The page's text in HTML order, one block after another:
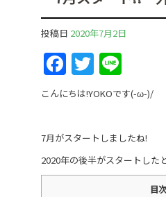
投稿日 2020年7月2日
F
a
e
b
o
T
w
er
n
e
こんにちは!YOKOです(-ω-)/
7月がスタートしましたね!
2020年の後半がスタートした
目次